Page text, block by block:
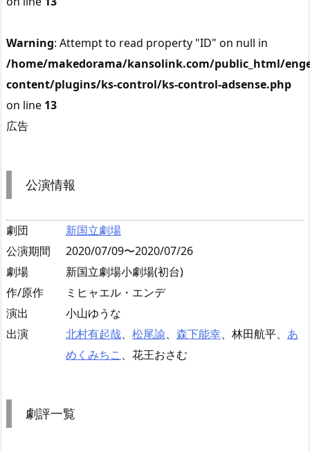
Warning: Attempt to read property "ID" on null in
/home/makedorama/kansolink.com/public_html/
content/plugins/ks-control/ks-control-adsense.php
on line 13
広告
公演情報
劇団
新国立劇場
公演期間
2020/07/09〜2020/07/26
劇場
新国立劇場小劇場(初台)
作/原作
ミヒャエル・エンデ
演出
小山ゆうな
出演
北村有起哉、 松尾諭、 森下能幸、林田航平、 あ
めくみちこ 、花王おさむ
劇評一覧